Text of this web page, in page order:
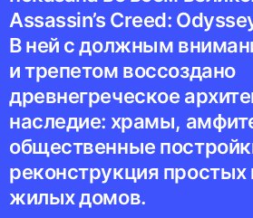
Assassin’s Creed:
В ней с должным
и трепетом воссоздано
древнегреческое
наследие: храмы,
общественные
реконструкция
жилых домов.